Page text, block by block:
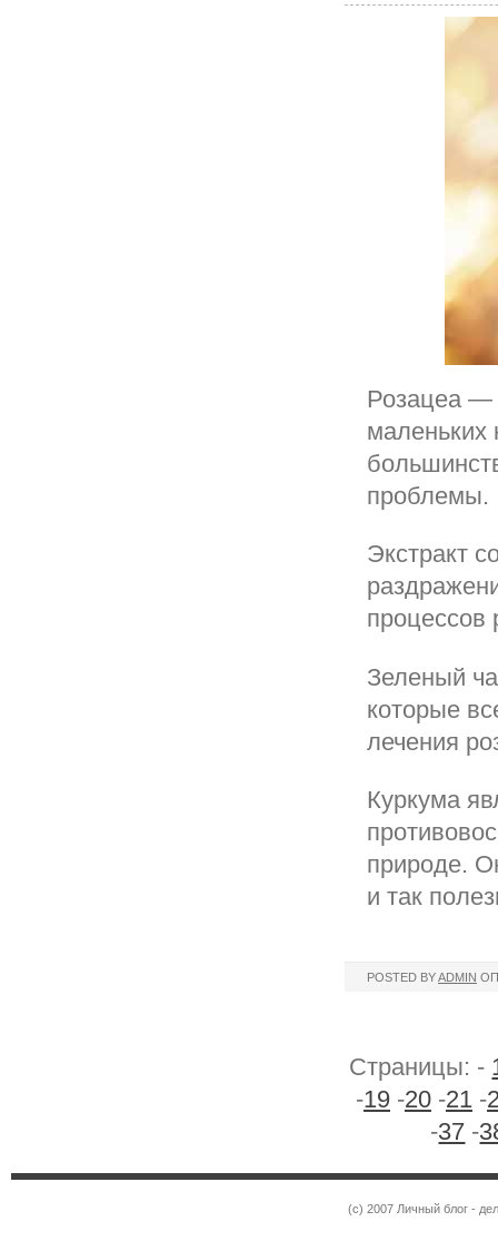
Розацеа —
маленьких
проблемы.
Экстракт
процессов
Зеленый
которые
лечения
Куркума
природе.
и так
POSTED BYADMIN
Страницы: -
-19 -20 -21 -
-37 -
(c) 2007 Личный блог -